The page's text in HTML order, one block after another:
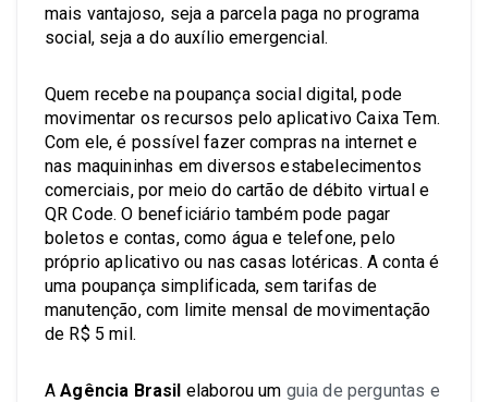
mais vantajoso, seja a parcela paga no programa
social, seja a do auxílio emergencial.
Quem recebe na poupança social digital, pode
movimentar os recursos pelo aplicativo Caixa Tem.
Com ele, é possível fazer compras na internet e
nas maquininhas em diversos estabelecimentos
comerciais, por meio do cartão de débito virtual e
QR Code. O beneficiário também pode pagar
boletos e contas, como água e telefone, pelo
próprio aplicativo ou nas casas lotéricas. A conta é
uma poupança simplificada, sem tarifas de
manutenção, com limite mensal de movimentação
de R$ 5 mil.
AAgência Brasil elaborou um guia de perguntas e